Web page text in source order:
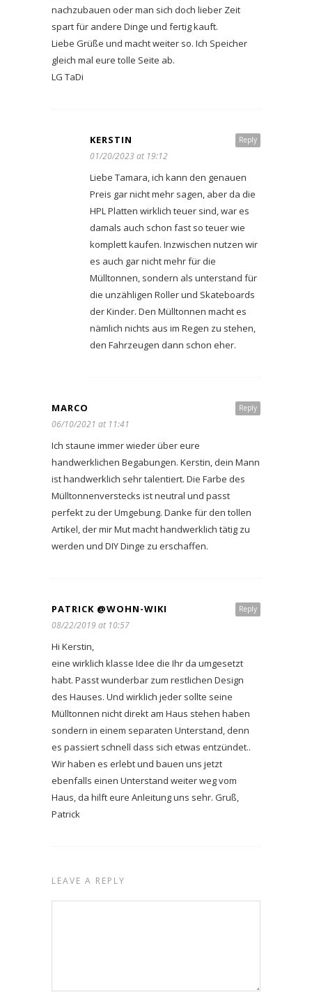
nachzubauen oder man sich doch lieber Zeit
spart für andere Dinge und fertig kauft.
Liebe Grüße und macht weiter so. Ich Speicher
gleich mal eure tolle Seite ab.
LG TaDi
Reply
KERSTIN
01/20/2023 at 19:12
Liebe Tamara, ich kann den genauen
Preis gar nicht mehr sagen, aber da die
HPL Platten wirklich teuer sind, war es
damals auch schon fast so teuer wie
komplett kaufen. Inzwischen nutzen wir
es auch gar nicht mehr für die
Mülltonnen, sondern als unterstand für
die unzähligen Roller und Skateboards
der Kinder. Den Mülltonnen macht es
nämlich nichts aus im Regen zu stehen,
den Fahrzeugen dann schon eher.
Reply
MARCO
06/10/2021 at 11:41
Ich staune immer wieder über eure
handwerklichen Begabungen. Kerstin, dein Mann
ist handwerklich sehr talentiert. Die Farbe des
Mülltonnenverstecks ist neutral und passt
perfekt zu der Umgebung. Danke für den tollen
Artikel, der mir Mut macht handwerklich tätig zu
werden und DIY Dinge zu erschaffen.
Reply
PATRICK @WOHN-WIKI
08/22/2019 at 10:57
Hi Kerstin,
eine wirklich klasse Idee die Ihr da umgesetzt
habt. Passt wunderbar zum restlichen Design
des Hauses. Und wirklich jeder sollte seine
Mülltonnen nicht direkt am Haus stehen haben
sondern in einem separaten Unterstand, denn
es passiert schnell dass sich etwas entzündet..
Wir haben es erlebt und bauen uns jetzt
ebenfalls einen Unterstand weiter weg vom
Haus, da hilft eure Anleitung uns sehr. Gruß,
Patrick
LEAVE A REPLY